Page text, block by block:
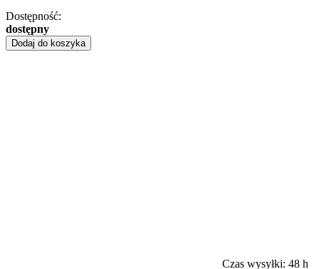
Dostępność:
dostępny
Dodaj do koszyka
Czas wysyłki: 48 h